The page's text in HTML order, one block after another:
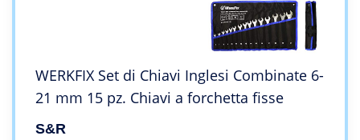
WERKFIX Set di Chiavi Inglesi Combinate 6-
21 mm 15 pz. Chiavi a forchetta fisse
S&R